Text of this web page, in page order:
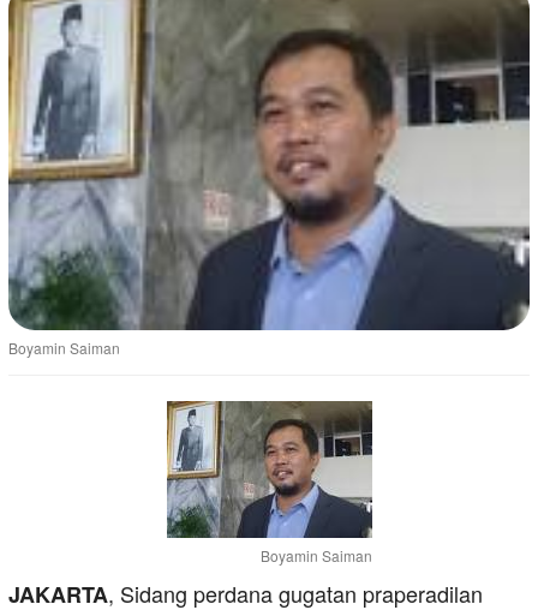
Boyamin Saiman
Boyamin Saiman
JAKARTA, Sidang perdana gugatan praperadilan